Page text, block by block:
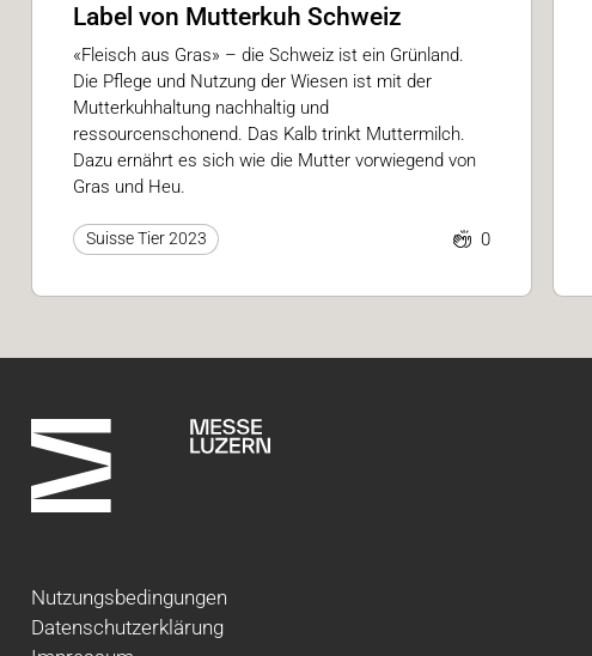
Label von Mutterkuh Schweiz
«Fleisch aus Gras» – die Schweiz ist ein Grünland.
Die Pflege und Nutzung der Wiesen ist mit der
Mutterkuhhaltung nachhaltig und
ressourcenschonend. Das Kalb trinkt Muttermilch.
Dazu ernährt es sich wie die Mutter vorwiegend von
Gras und Heu.
Suisse Tier 2023 0
Nutzungsbedingungen
Datenschutzerklärung